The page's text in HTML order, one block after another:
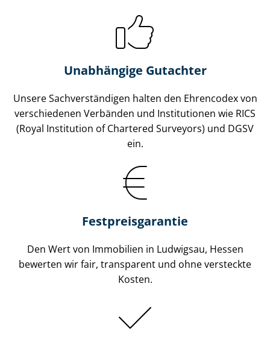
Unabhängige Gutachter
Unsere Sach­ver­stän­di­gen halten den Ehrencodex von
verschiedenen Verbänden und Institutionen wie RICS
(Royal Institution of Chartered Surveyors) und DGSV
ein.
Festpreis​garantie
Den Wert von Immobilien in Ludwigsau, Hessen
bewerten wir fair, transparent und ohne versteckte
Kosten.